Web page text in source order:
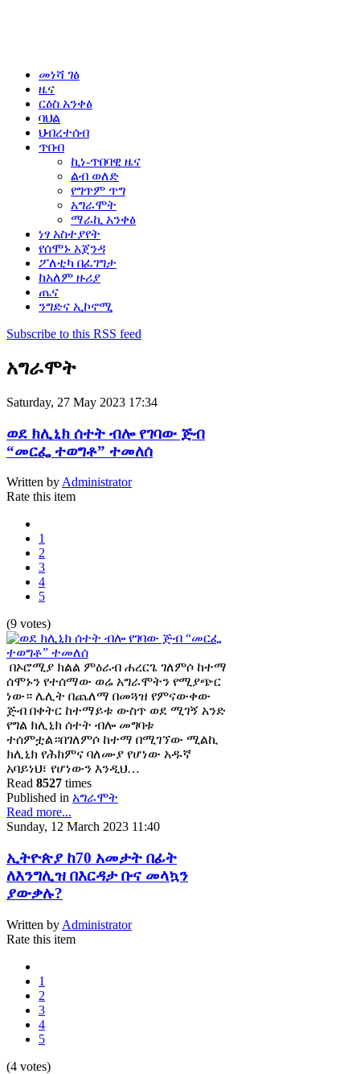
መነሻ ገፅ
ዜና
ርዕስ አንቀፅ
ባህል
ህብረተሰብ
ጥበብ
ኪነ-ጥበባዊ ዜና
ልብ ወለድ
የግጥም ጥግ
አግራሞት
ማራኪ አንቀፅ
ነፃ አስተያየት
የሰሞኑ አጀንዳ
ፖለቲካ በፈገግታ
ከአለም ዙሪያ
ጤና
ንግድና ኢኮኖሚ
Subscribe to this RSS feed
አግራሞት
Saturday, 27 May 2023 17:34
ወደ ክሊኒክ ሰተት ብሎ የገባው ጅብ
“መርፌ ተወግቶ” ተመለሰ
Written by Administrator
Rate this item
1
2
3
4
5
(9 votes)
በኦሮሚያ ክልል ምዕራብ ሐረርጌ ገለምሶ ከተማ
ሰሞኑን የተሰማው ወሬ አግራሞትን የሚያጭር
ነው። ሌሊት በጨለማ በመጓዝ የምናውቀው
ጅብ በቀትር ከተማይቱ ውስጥ ወደ ሚገኝ አንድ
የግል ክሊኒክ ሰተት ብሎ መግባቱ
ተሰምቷል።በገለምሶ ከተማ በሚገኘው ሚልኪ
ክሊኒክ የሕክምና ባለሙያ የሆነው አዱኛ
አባይነህ፣ የሆነውን እንዲህ…
Read 8527 times
Published in አግራሞት
Read more...
Sunday, 12 March 2023 11:40
ኢትዮጵያ ከ70 አመታት በፊት
ለእንግሊዝ በእርዳታ ቡና መላኳን
ያውቃሉ?
Written by Administrator
Rate this item
1
2
3
4
5
(4 votes)